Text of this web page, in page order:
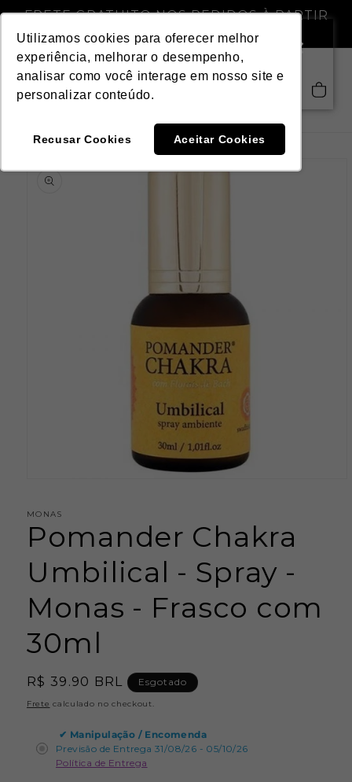
Saiba mais
Utilizamos cookies para oferecer melhor
experiência, melhorar o desempenho,
analisar como você interage em nosso site e
personalizar conteúdo.
Recusar Cookies Aceitar Cookies
para o
conteúdo
FRETE GRATUITO NOS PEDIDOS À PARTIR
DE R$ 299,00
Carrinho
informações
na
janela
modal
MONAS
Pomander Chakra
Umbilical - Spray -
Monas - Frasco com
30ml
Preço
normal
R$ 39.90 BRL Esgotado
Frete calculado no checkout.
✔ Manipulação / Encomenda
Previsão de Entrega 31/08/26 - 05/10/26
Política de Entrega